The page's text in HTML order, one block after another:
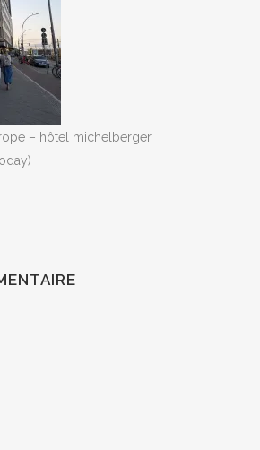
– hôtel michelberger